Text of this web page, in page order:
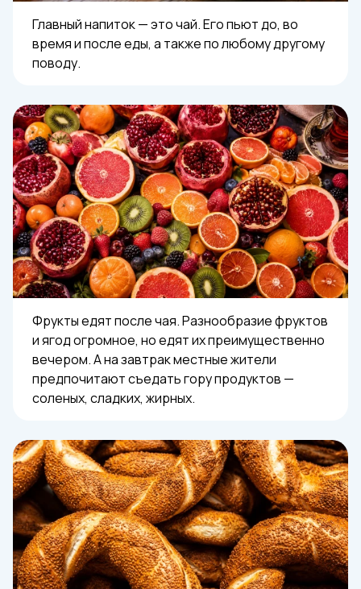
Главный напиток — это чай. Его пьют до, во
время и после еды, а также по любому другому
поводу.
Фрукты едят после чая. Разнообразие фруктов
и ягод огромное, но едят их преимущественно
вечером. А на завтрак местные жители
предпочитают съедать гору продуктов —
соленых, сладких, жирных.